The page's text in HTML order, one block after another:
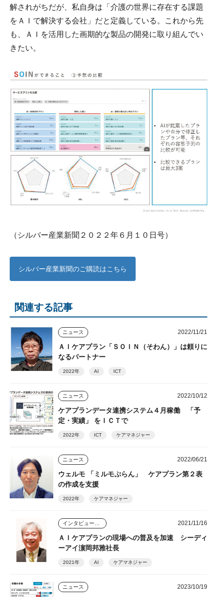
解されがちだが、私自身は「介護の世界に存在する課題
をＡＩで解決する会社」だと定義している。これから先
も、ＡＩを活用した画期的な製品の開発に取り組んでい
きたい。
（シルバー産業新聞２０２２年６月１０日号）
シルバー産業新聞のご購読はこちら
関連する記事
ニュース 2022/11/21
ＡＩケアプラン「ＳＯＩＮ（そわん）」は頼りに
なるパートナー
2022年 AI ICT
ニュース 2022/10/12
ケアプランデータ連携システム４月稼働 「予
定・実績」 をＩＣＴで
2022年 ICT ケアマネジャー
ニュース 2022/06/21
ウェルモ 「ミルモぷらん」 ケアプラン第２表
の作成を支援
2022年 ケアマネジャー
2021/11/16
ＡＩケアプランの現場への普及を加速 シーディ
ーアイ濵岡邦雅社長
2021年 AI ケアマネジャー
ニュース 2023/10/19